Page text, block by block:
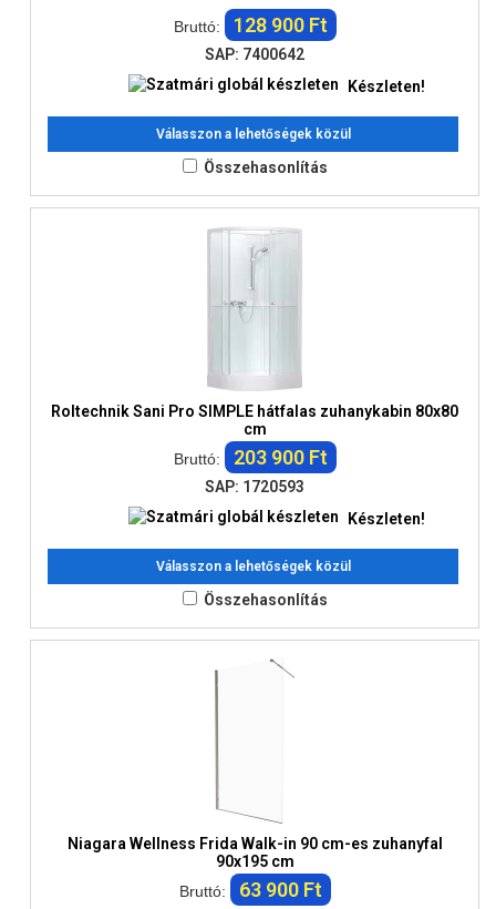
Bruttó: 128 900 Ft
SAP: 7400642
Készleten!
Válasszon a lehetőségek közül
Összehasonlítás
Roltechnik Sani Pro SIMPLE hátfalas zuhanykabin 80x80
cm
Bruttó:
203 900 Ft
SAP: 1720593
Készleten!
Válasszon a lehetőségek közül
Összehasonlítás
Niagara Wellness Frida Walk-in 90 cm-es zuhanyfal
90x195 cm
Bruttó:
63 900 Ft